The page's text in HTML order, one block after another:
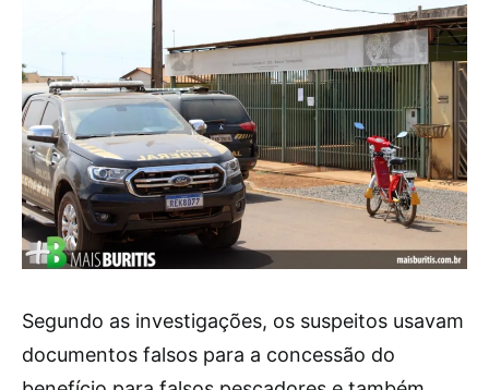
Segundo as investigações, os suspeitos usavam
documentos falsos para a concessão do